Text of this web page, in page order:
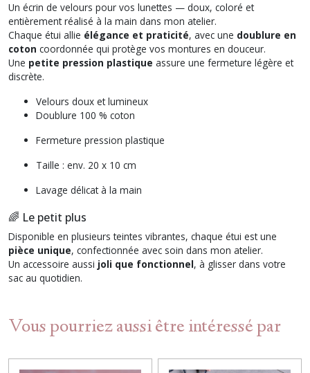
Un écrin de velours pour vos lunettes — doux, coloré et
entièrement réalisé à la main dans mon atelier.
Chaque étui allie élégance et praticité, avec une doublure en
coton coordonnée qui protège vos montures en douceur.
Une petite pression plastique assure une fermeture légère et
discrète.
Velours doux et lumineux
Doublure 100 % coton
Fermeture pression plastique
Taille : env. 20 x 10 cm
Lavage délicat à la main
🌈 Le petit plus
Disponible en plusieurs teintes vibrantes, chaque étui est une
pièce unique, confectionnée avec soin dans mon atelier.
Un accessoire aussi joli que fonctionnel, à glisser dans votre
sac au quotidien.
Vous pourriez aussi être intéressé par